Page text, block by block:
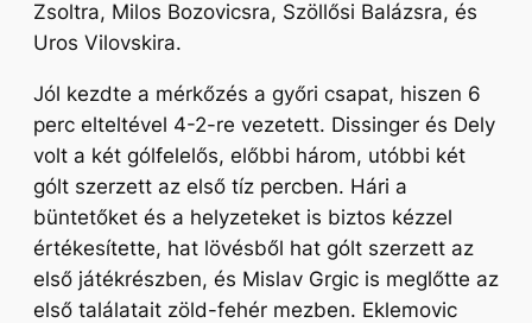
Zsoltra, Milos Bozovicsra, Szöllősi Balázsra, és
Uros Vilovskira.
Jól kezdte a mérkőzés a győri csapat, hiszen 6
perc elteltével 4-2-re vezetett. Dissinger és Dely
volt a két gólfelelős, előbbi három, utóbbi két
gólt szerzett az első tíz percben. Hári a
büntetőket és a helyzeteket is biztos kézzel
értékesítette, hat lövésből hat gólt szerzett az
első játékrészben, és Mislav Grgic is meglőtte az
első találatait zöld-fehér mezben. Eklemovic